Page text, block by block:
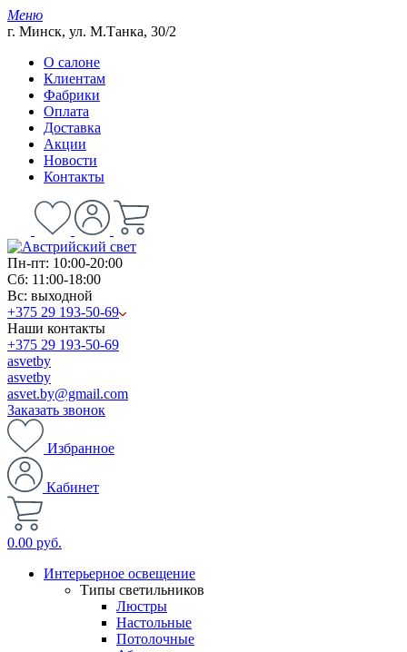
Меню
г. Минск, ул. М.Танка, 30/2
О салоне
Клиентам
Фабрики
Оплата
Доставка
Акции
Новости
Контакты
Пн-пт: 10:00-20:00
Сб: 11:00-18:00
Вс: выходной
+375 29 193-50-69
Наши контакты
+375 29 193-50-69
asvetby
asvetby
asvet.by@gmail.com
Заказать звонок
Избранное
Кабинет
0.00 руб.
Интерьерное освещение
Типы светильников
Люстры
Настольные
Потолочные